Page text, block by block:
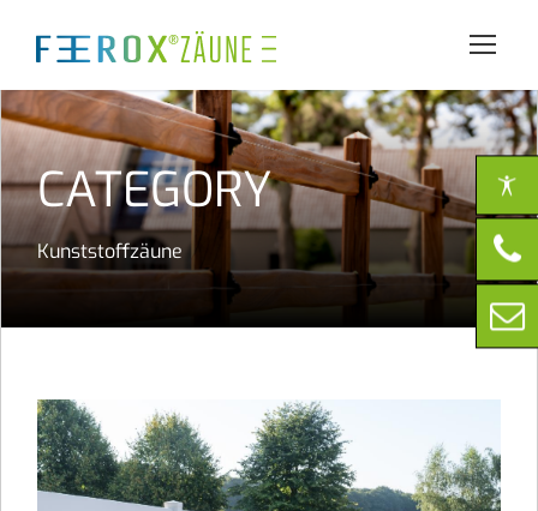
CATEGORY
Kunststoffzäune